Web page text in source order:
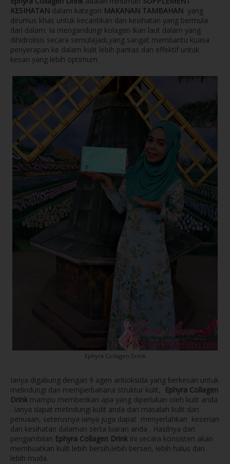
KESIHATAN dalam kategori MAKANAN TAMBAHAN yang
dirumus khas untuk kecantikan dan kesihatan yang bermula
dari dalam. Ia mengandungi kolagen ikan laut dalam yang
dihidrolisis secara semulajadi,yang sangat membantu kuasa
penyerapan ke dalam kulit lebih pantas dan effektif untuk
kesan yang lebih optimum.
Ephyra Collagen Drink
Ianya digabung dengan 9 agen antioksida yang berkesan untuk
melindungi dan memperbaharui struktur kulit,
Ephyra Collagen
Drink mampu memberikan apa yang diperlukan oleh kulit anda
. Ianya dapat melindungi kulit anda dari masalah kulit dan
penuaan, seterusnya ianya juga dapat menyerlahkan keserian
dan kesihatan dalaman serta luaran anda . Hasilnya dari
pengambilan Ephyra Collagen Drink ini secara konsisten akan
membuatkan kulit lebih bersih,lebih berseri, lebih halus dan
lebih muda.